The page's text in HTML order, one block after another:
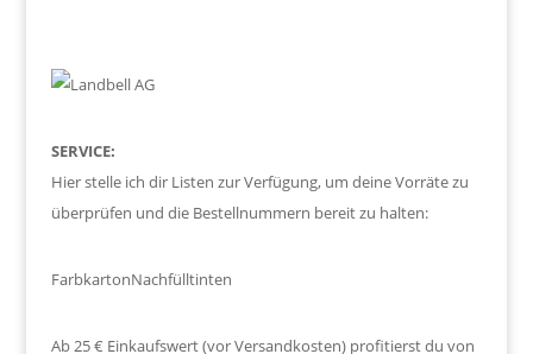
SERVICE:
Hier stelle ich dir Listen zur Verfügung, um deine Vorräte zu
überprüfen und die Bestellnummern bereit zu halten:
FarbkartonNachfülltinten
Ab 25 € Einkaufswert (vor Versandkosten) profitierst du von